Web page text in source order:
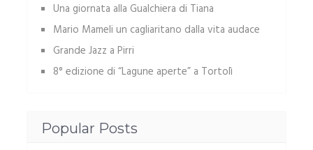
Una giornata alla Gualchiera di Tiana
Mario Mameli un cagliaritano dalla vita audace
Grande Jazz a Pirri
8° edizione di “Lagune aperte” a Tortolì
Popular Posts